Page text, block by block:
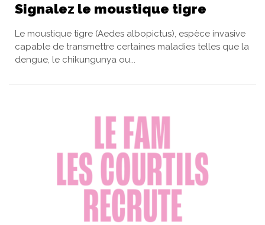
Signalez le moustique tigre
Le moustique tigre (Aedes albopictus), espèce invasive
capable de transmettre certaines maladies telles que la
dengue, le chikungunya ou...